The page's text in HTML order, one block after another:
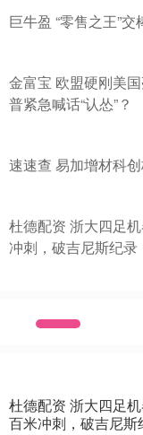
巨牛盈 “零售之王”
金富宝 欧盟硬刚美
普紧急喊话“认怂”？
速速查 易加增材科
杜德配资 浙大四足
冲刺，破吉尼斯纪录
杜德配资 浙大四足
百米冲刺，破吉尼斯